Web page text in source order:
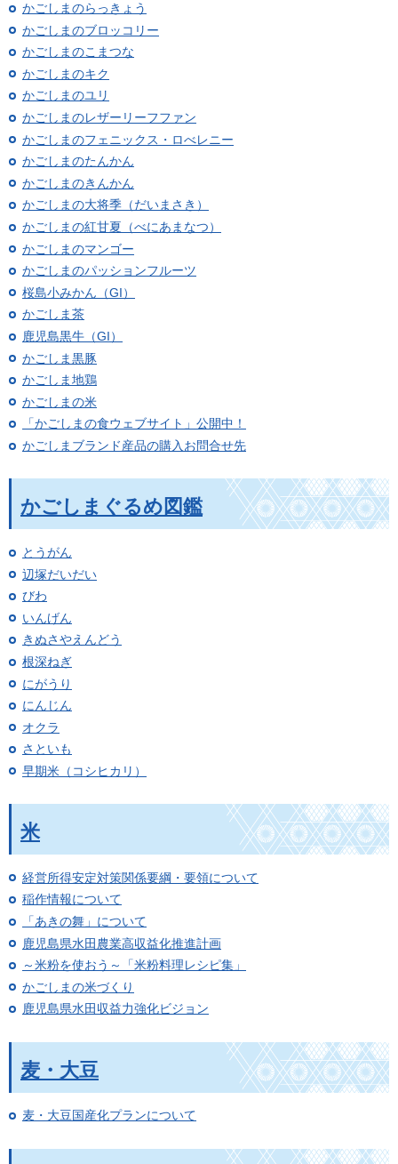
かごしまのらっきょう
かごしまのブロッコリー
かごしまのこまつな
かごしまのキク
かごしまのユリ
かごしまのレザーリーフファン
かごしまのフェニックス・ロべレニー
かごしまのたんかん
かごしまのきんかん
かごしまの大将季（だいまさき）
かごしまの紅甘夏（べにあまなつ）
かごしまのマンゴー
かごしまのパッションフルーツ
桜島小みかん（GI）
かごしま茶
鹿児島黒牛（GI）
かごしま黒豚
かごしま地鶏
かごしまの米
「かごしまの食ウェブサイト」公開中！
かごしまブランド産品の購入お問合せ先
かごしまぐるめ図鑑
とうがん
辺塚だいだい
びわ
いんげん
きぬさやえんどう
根深ねぎ
にがうり
にんじん
オクラ
さといも
早期米（コシヒカリ）
米
経営所得安定対策関係要綱・要領について
稲作情報について
「あきの舞」について
鹿児島県水田農業高収益化推進計画
～米粉を使おう～「米粉料理レシピ集」
かごしまの米づくり
鹿児島県水田収益力強化ビジョン
麦・大豆
麦・大豆国産化プランについて